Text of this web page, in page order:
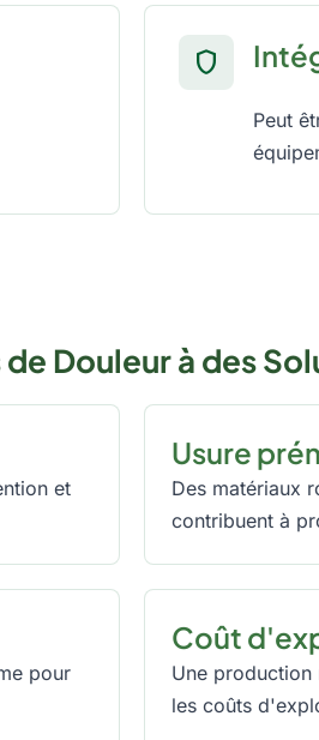
shield
Peut
de Douleur à des
et
Usure
Des matériaux
contribuent à
pour
Coût
Une production
les coûts